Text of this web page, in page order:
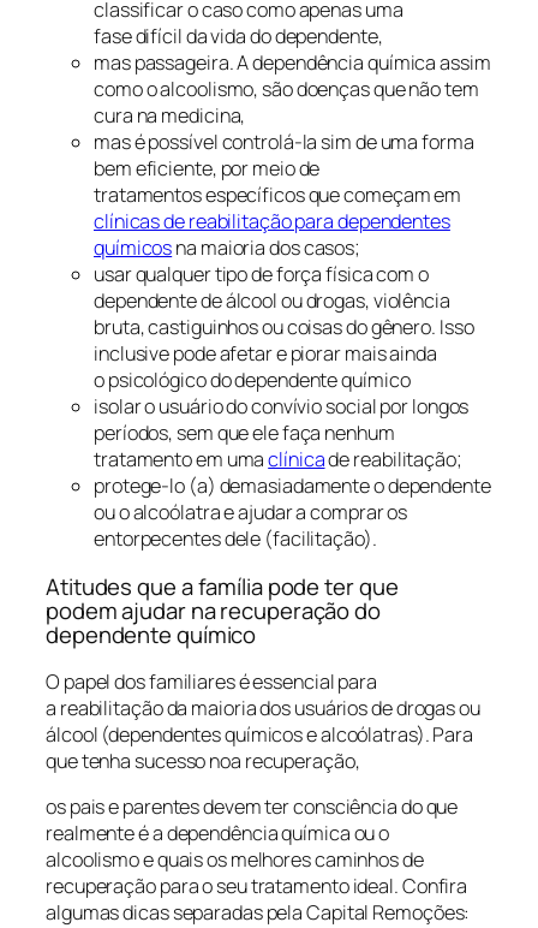
classificar o caso como apenas uma
fase difícil da vida do dependente,
mas passageira. A dependência química assim
como o alcoolismo, são doenças que não tem
cura na medicina,
mas é possível controlá-la sim de uma forma
bem eficiente, por meio de
tratamentos específicos que começam em
clínicas de reabilitação para dependentes
químicosna maioria dos casos;
usar qualquer tipo de força física com o
dependente de álcool ou drogas, violência
bruta, castiguinhos ou coisas do gênero. Isso
inclusive pode afetar e piorar mais ainda
o psicológico do dependente químico
isolar o usuário do convívio social por longos
períodos, sem que ele faça nenhum
tratamento em umaclínicade reabilitação;
protege-lo (a) demasiadamente o dependente
ou o alcoólatra e ajudar a comprar os
entorpecentes dele (facilitação).
Atitudes que a família pode ter que
podem ajudar na recuperação do
dependente químico
O papel dos familiares é essencial para
a reabilitação da maioria dos usuários de drogas ou
álcool (dependentes químicos e alcoólatras). Para
que tenha sucesso noa recuperação,
os pais e parentes devem ter consciência do que
realmente é a dependência química ou o
alcoolismo e quais os melhores caminhos de
recuperação para o seu tratamento ideal. Confira
algumas dicas separadas pela Capital Remoções: